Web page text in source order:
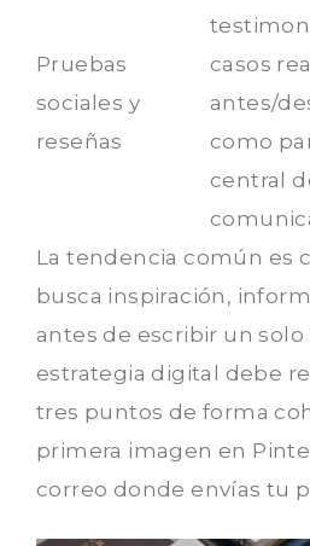
Pruebas
sociales y
reseñas
casos
antes/
como
central
La tendencia común es
busca inspiración,
antes de escribir un solo
estrategia digital debe
tres puntos de forma
primera imagen en
correo donde envías tu